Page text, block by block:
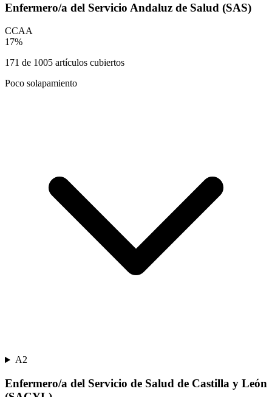
Enfermero/a del Servicio Andaluz de Salud (SAS)
CCAA
17%
171 de 1005 artículos cubiertos
Poco solapamiento
A2
Enfermero/a del Servicio de Salud de Castilla y León